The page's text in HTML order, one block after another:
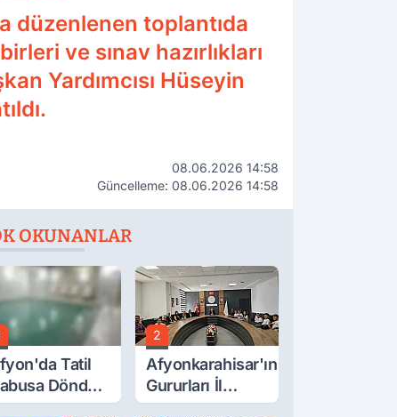
düzenlenen toplantıda
ve sınav hazırlıkları
Yardımcısı Hüseyin
08.06.2026 14:58
Güncelleme: 08.06.2026 14:58
OKUNANLAR
Tatil
Döndü,
Son!
2
Afyonkarahisar'ın
Gururları İl
Müdürüyle